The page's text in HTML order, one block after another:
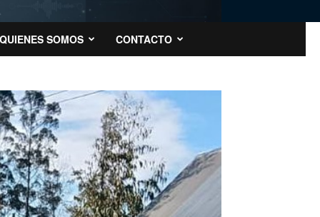
QUIENES SOMOS CONTACTO